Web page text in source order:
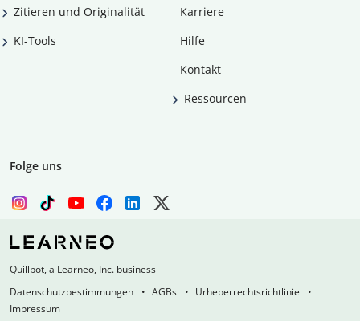
Zitieren und Originalität
KI-Tools
Karriere
Hilfe
Kontakt
Ressourcen
Folge uns
Quillbot, a Learneo, Inc. business
Datenschutzbestimmungen
AGBs
Urheberrechtsrichtlinie
Impressum